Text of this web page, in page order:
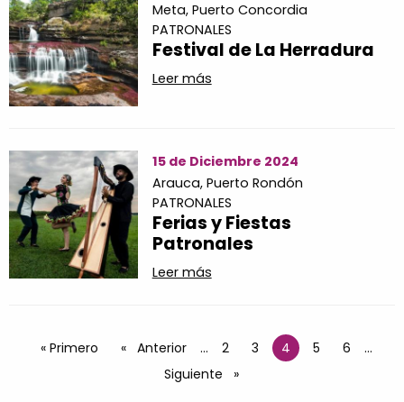
Meta, Puerto Concordia
PATRONALES
Festival de La Herradura
Leer más
15 de Diciembre 2024
Arauca, Puerto Rondón
PATRONALES
Ferias y Fiestas
Patronales
Leer más
Paginación
Primera página
« Primero Página anterior
Anterior … Página
2 Página
3
Página actual
4 Página
5 Página
6
…
Siguiente página
Siguiente